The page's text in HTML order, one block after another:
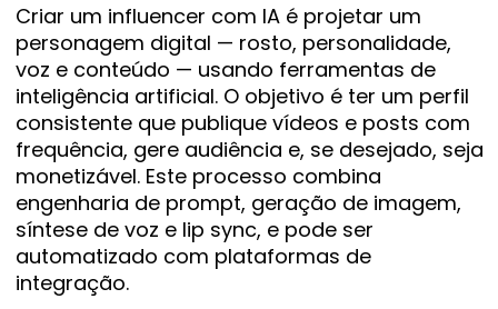
Criar um influencer com IA é projetar um
personagem digital — rosto, personalidade,
voz e conteúdo — usando ferramentas de
inteligência artificial. O objetivo é ter um perfil
consistente que publique vídeos e posts com
frequência, gere audiência e, se desejado, seja
monetizável. Este processo combina
engenharia de prompt, geração de imagem,
síntese de voz e lip sync, e pode ser
automatizado com plataformas de
integração.